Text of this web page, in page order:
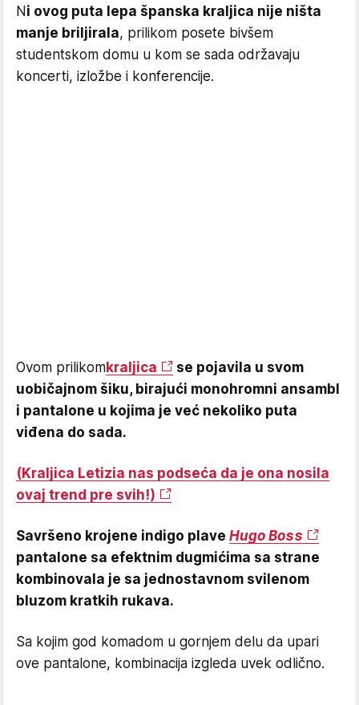
Ni ovog puta lepa španska kraljica nije ništa
manje briljirala, prilikom posete bivšem
studentskom domu u kom se sada održavaju
koncerti, izložbe i konferencije.
Ovom prilikomkraljica
se pojavila u svom
uobičajnom šiku, birajući monohromni ansambl
i pantalone u kojima je već nekoliko puta
viđena do sada.
(Kraljica Letizia nas podseća da je ona nosila
ovaj trend pre svih!)
Savršeno krojene indigo plave Hugo Boss
pantalone sa efektnim dugmićima sa strane
kombinovala je sa jednostavnom svilenom
bluzom kratkih rukava.
Sa kojim god komadom u gornjem delu da upari
ove pantalone, kombinacija izgleda uvek odlično.